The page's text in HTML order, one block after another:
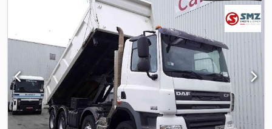
Baujahr 12/2014 Euro 6 440 PS (340 kW) Hubraum 12.902 ccm
Diesel Automatikgetriebe Retarder Radstand 4.600 mm
Gesamtlänge Fahrzeug 8.900 mm Gesamtgewicht 32.000 kg
Nutzlast 18.600 kg Klimaanlage 4. Achse lenk- und liftbar ABS
Kurzes Fahrerhaus Elektrische Fensterheber und Spiegel Djdpfx
Aexvxkwon Hsck Kilometerstand 420.000 km